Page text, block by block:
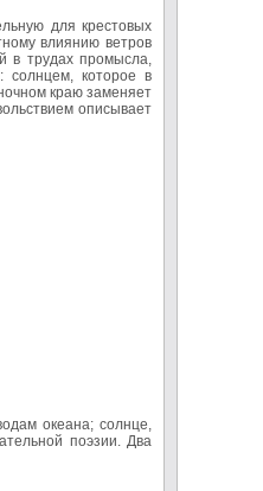
для крестовых
влиянию ветров
в трудах промысла,
солнцем, которое в
краю заменяет
описывает
океана; солнце,
поэзии. Два